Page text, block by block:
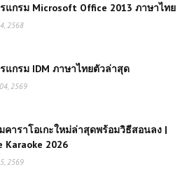
แกรม Microsoft Office 2013 ภาษาไทย
2568
แกรม IDM ภาษาไทยตัวล่าสุด
2569
คาราโอเกะใหม่ล่าสุดพร้อมวิธีสอนลง |
Karaoke 2026
2569